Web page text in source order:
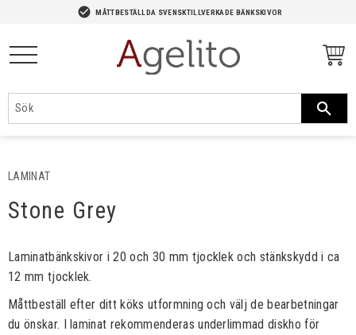
check_circle MÅTTBESTÄLLDA SVENSKTILLVERKADE BÄNKSKIVOR
LAMINAT
Stone Grey
Laminatbänkskivor i 20 och 30 mm tjocklek och stänkskydd i ca
12 mm tjocklek.​​
Måttbeställ efter ditt köks utformning och välj de bearbetningar
du önskar. I laminat rekommenderas underlimmad diskho för